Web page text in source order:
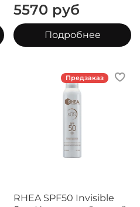
5570 руб
Подробнее
Предзаказ
RHEA SPF50 Invisible